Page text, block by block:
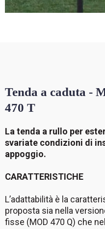
Tenda a caduta -
470 T
La tenda a rullo per
svariate condizioni di
appoggio.
CARATTERISTICHE
L’adattabilità è la
proposta sia nella
fisse (MOD 470 Q) che